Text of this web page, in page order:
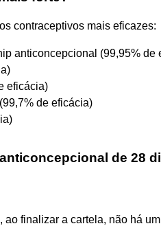
contraceptivos mais eficazes:
anticoncepcional (99,95% de
eficácia)
de eficácia)
de 28
finalizar a cartela, não há